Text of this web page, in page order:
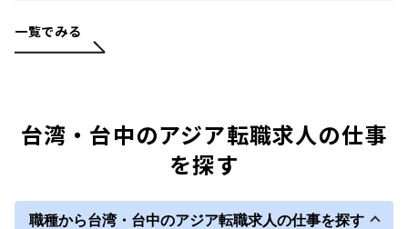
一覧でみる
台湾・台中のアジア転職求人の仕事
を探す
職種から台湾・台中のアジア転職求人の仕事を探す